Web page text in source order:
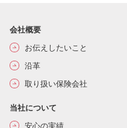
会社概要
お伝えしたいこと
沿革
取り扱い保険会社
当社について
安心の実績